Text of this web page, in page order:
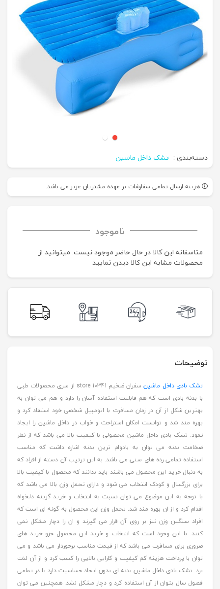
دسته‌بندی : تشک داخل ماشین
هزینه ارسال تمامی سفارشات بر عهده مشتریان عزیز می باشد.
ناموجود
متاسفانه این کالا در حال حاضر موجود نیست. می‍توانید از
محصولات مشابه این کالا دیدن نمایید
توضیحات
تشک بادی داخل ماشین
سفران ضخیم store 10341 از سری محصولات طبی
با بدنه بادی است که هم قابلیت استفاده آسان را دارد و هم می توان به
بهترین شکل از آن در زمان مسافرت با اتومبیل شخصی خود استفاد کرد و
بهره مند شد و توانست امکان استراحت و خواب در داخل ماشین را ایجاد
نمود. تشک بادی داخل ماشین محصولی با کیفیت بالا می باشد که از نظر
ضخامت بدنه می توان به بادوام ترین بدنه اشاره داشت که مناسب
استفاده تمامی رده های سنی می باشد. به این ترتیب آن دسته از افراد که
به دنبال خرید این محصول می باشند باید بدانند که محصول با کیفیت بالا
برای بزرگسال و کودک انتخاب می شود و دارای تحمل وزن بالا می باشد که
با توجه به این موضوع می توان نسبت به انتخاب و خرید گزینه دلخواه
اقدام کرد و از ان بهره مند شد. تحمل وزن این محصول به گونه ای است که
افراد سنگین وزن نیز بر روی آن قرار می گیرند و ان را دچار مشکل نمی
کنند. با این وجود است که انتخاب و خرید این محصول جزو خرید های
ضروری برای مسافرت می باشد که از قیمت مناسب برخوردار می باشد و می
توان با پرداخت هزینه کم کیفیت و کارایی بالایی را کسب کرد و از آن لذت
برد. تشک بادی داخل ماشین بدنه ای بدون ایجاد حساسیت دارد تا در تمامی
فصول سال بتوان از آن استفاده کرد و دچار مشکل نشد. همچنین می توان